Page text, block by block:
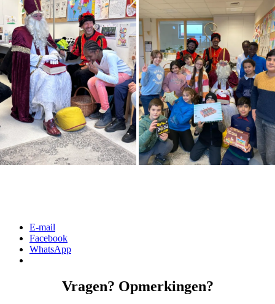
E-mail
Facebook
WhatsApp
Vragen? Opmerkingen?